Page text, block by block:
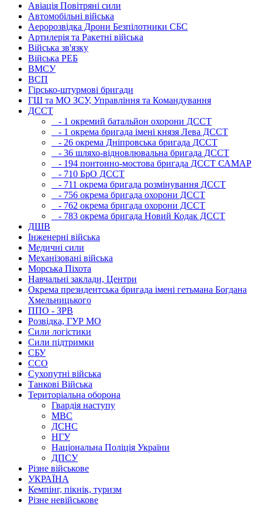
Авіація Повітряні сили
Автомобільні війська
Аеророзвідка Дрони Безпілотники СБС
Артилерія та Ракетні війська
Війська зв'язку
Війська РЕБ
ВМСУ
ВСП
Гірсько-штурмові бригади
ГШ та МО ЗСУ, Управління та Командування
ДССТ
- 1 окремий батальйон охорони ДССТ
- 1 окрема бригада імені князя Лева ДССТ
- 26 окрема Дніпровська бригада ДССТ
- 36 шляхо-відновлювальна бригада ДССТ
- 194 понтонно-мостова бригада ДССТ САМАР
- 710 БрО ДССТ
- 711 окрема бригада розмінування ДССТ
- 756 окрема бригада охорони ДССТ
- 762 окрема бригада охорони ДССТ
- 783 окрема бригада Новий Кодак ДССТ
ДШВ
Інженерні війська
Медичні сили
Механізовані війська
Морська Піхота
Навчальні заклади, Центри
Окрема президентська бригада імені гетьмана Богдана
Хмельницького
ППО - ЗРВ
Розвідка, ГУР МО
Сили логістики
Сили підтримки
СБУ
ССО
Сухопутні війська
Танкові Війська
Територіальна оборона
Гвардія наступу
МВС
ДСНС
НГУ
Національна Поліція України
ДПСУ
Різне військове
УКРАЇНА
Кемпінг, пікнік, туризм
Різне невійськове